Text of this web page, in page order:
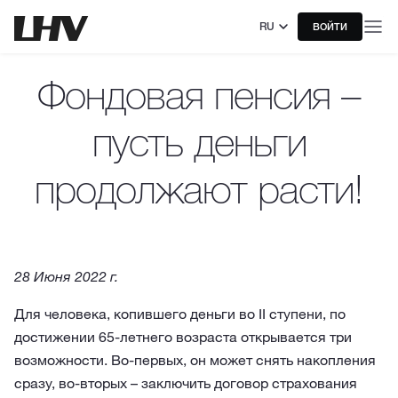
RU ВОЙТИ
Фондовая пенсия –
пусть деньги
продолжают расти!
28 Июня 2022 г.
Для человека, копившего деньги во II ступени, по
достижении 65-летнего возраста открывается три
возможности. Во-первых, он может снять накопления
сразу, во-вторых – заключить договор страхования